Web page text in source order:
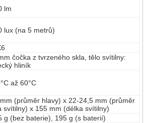
lm
lux (na 5 metrů)
čočka z tvrzeného skla, tělo svítilny:
hliník
až 60°C
(průměr hlavy) x 22-24,5 mm (průměr
svítilny) x 155 mm (délka svítilny)
g (bez baterie), 195 g (s baterií)